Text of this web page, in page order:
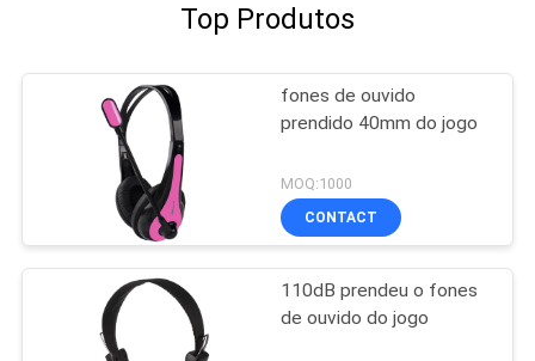
Top Produtos
fones de ouvido
prendido 40mm do jogo
MOQ:1000
CONTACT
110dB prendeu o fones
de ouvido do jogo